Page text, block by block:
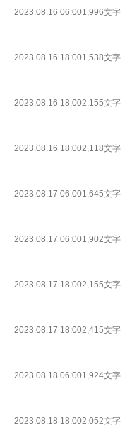
2023.08.16 06:001,996文字
2023.08.16 18:001,538文字
2023.08.16 18:002,155文字
2023.08.16 18:002,118文字
2023.08.17 06:001,645文字
2023.08.17 06:001,902文字
2023.08.17 18:002,155文字
2023.08.17 18:002,415文字
2023.08.18 06:001,924文字
2023.08.18 18:002,052文字